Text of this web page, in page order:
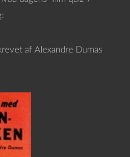
af Alexandre Dumas